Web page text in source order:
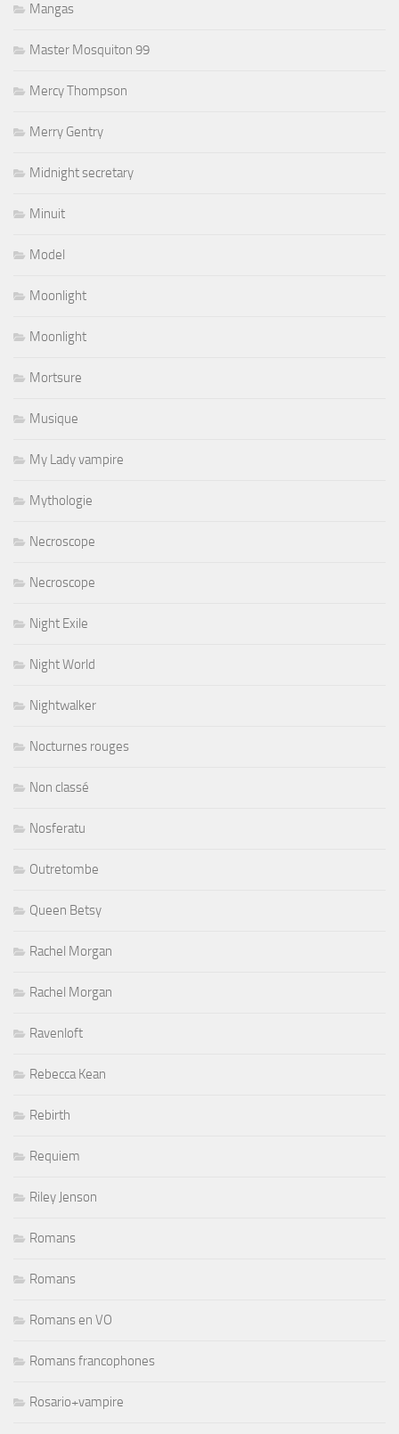
Mangas
Master Mosquiton 99
Mercy Thompson
Merry Gentry
Midnight secretary
Minuit
Model
Moonlight
Moonlight
Mortsure
Musique
My Lady vampire
Mythologie
Necroscope
Necroscope
Night Exile
Night World
Nightwalker
Nocturnes rouges
Non classé
Nosferatu
Outretombe
Queen Betsy
Rachel Morgan
Rachel Morgan
Ravenloft
Rebecca Kean
Rebirth
Requiem
Riley Jenson
Romans
Romans
Romans en VO
Romans francophones
Rosario+vampire